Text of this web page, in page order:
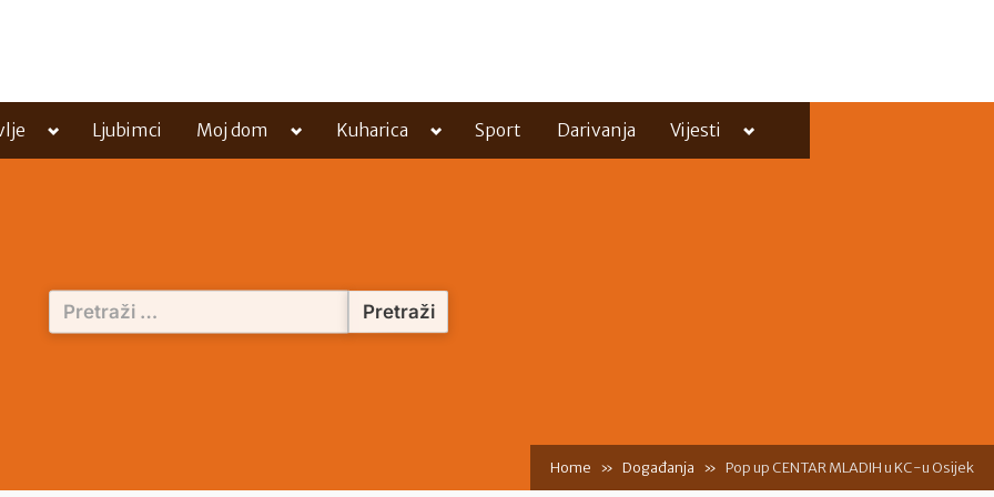
Toggle
menu
Ljubimci Moj dom
Toggle
menu
Kuharica
Toggle
menu
Sport Darivanja Vijesti
Toggle
menu
Pretraži:
Home Događanja Pop up CENTAR MLADIH u KC-u Osijek